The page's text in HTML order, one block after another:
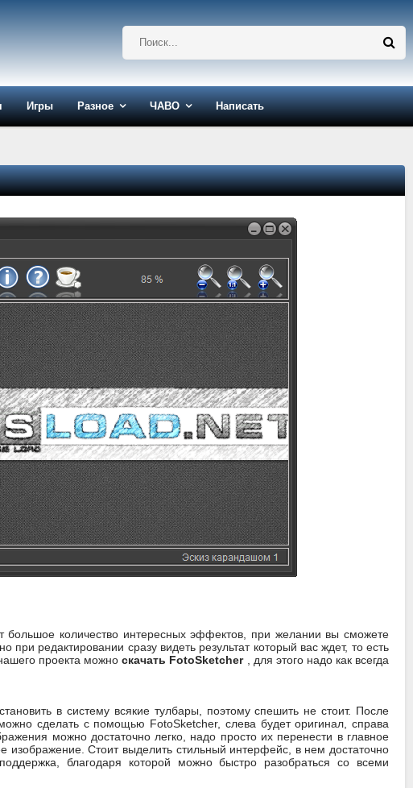
Игры Разное ЧАВО Написать
большое количество интересных эффектов, при желании вы сможете
редактировании сразу видеть результат который вас ждет, то есть
проекта можноскачать FotoSketcher, для этого надо как всегда
в систему всякие тулбары, поэтому спешить не стоит. После
сделать с помощью FotoSketcher, слева будет оригинал, справа
можно достаточно легко, надо просто их перенести в главное
Стоит выделить стильный интерфейс, в нем достаточно
благодаря которой можно быстро разобраться со всеми